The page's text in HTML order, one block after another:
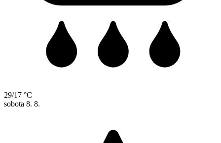
29/17 °C
sobota 8. 8.